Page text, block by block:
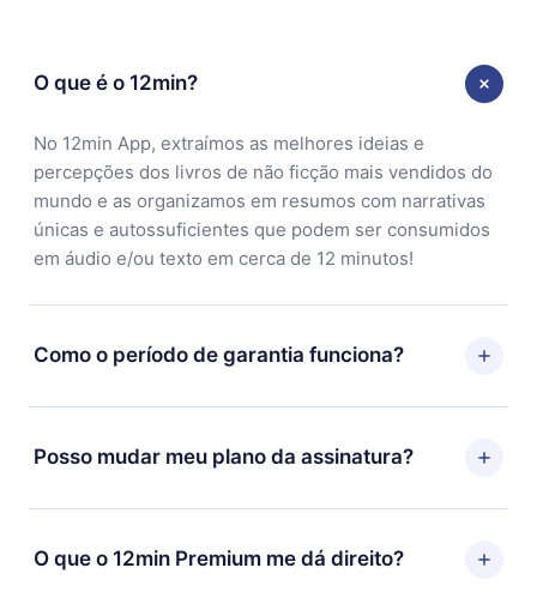
O que é o 12min?
No 12min App, extraímos as melhores ideias e
percepções dos livros de não ficção mais vendidos do
mundo e as organizamos em resumos com narrativas
únicas e autossuficientes que podem ser consumidos
em áudio e/ou texto em cerca de 12 minutos!
Como o período de garantia funciona?
Você pode baixar nosso aplicativo e começar a
aproveitar nossa biblioteca. Se por algum motivo não
ficar satisfeito com nossa plataforma, basta entrar em
solicitar o reembolso do valor. Você receberá tudo que
Posso mudar meu plano da assinatura?
Sim, mas a mudança só se aplicará a partir do próximo
período de cobrança. Por exemplo, se você decidiu
mudar sua assinatura mensal para anual, após
O que o 12min Premium me dá direito?